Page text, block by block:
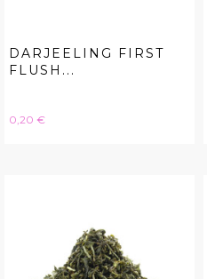
DARJEELING FIRST
FLUSH...
Hinta
0,20 €